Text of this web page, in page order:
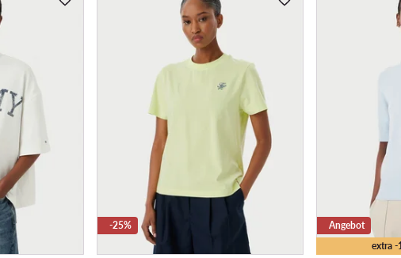
-25%
extra -
Angebot